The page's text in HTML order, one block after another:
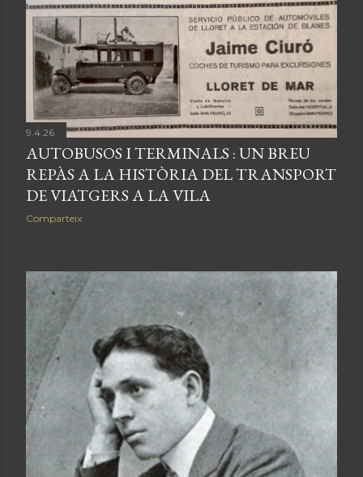
documents històrics i records que els turistes
obsequiaven a les famílies hoteleres. L'exposició, que va
arrencar el 5 de maig hi romandrà oberta fins el 30 de
maig de 2026.
9.4.26
AUTOBUSOS I TERMINALS : UN BREU
REPÀS A LA HISTÒRIA DEL TRANSPORT
DE VIATGERS A LA VILA
Comparteix